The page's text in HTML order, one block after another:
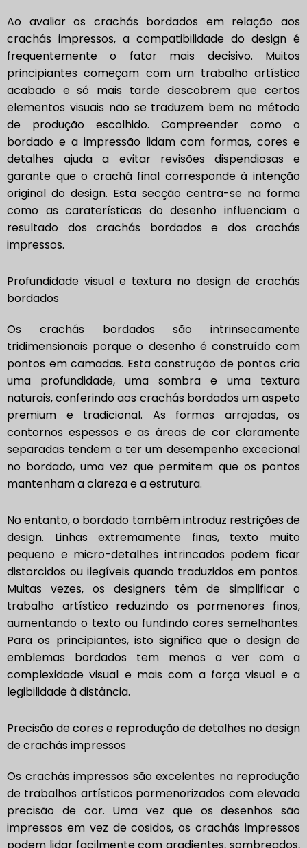
Ao avaliar os crachás bordados em relação aos
crachás impressos, a compatibilidade do design é
frequentemente o fator mais decisivo. Muitos
principiantes começam com um trabalho artístico
acabado e só mais tarde descobrem que certos
elementos visuais não se traduzem bem no método
de produção escolhido. Compreender como o
bordado e a impressão lidam com formas, cores e
detalhes ajuda a evitar revisões dispendiosas e
garante que o crachá final corresponde à intenção
original do design. Esta secção centra-se na forma
como as caraterísticas do desenho influenciam o
resultado dos crachás bordados e dos crachás
impressos.
Profundidade visual e textura no design de crachás
bordados
Os crachás bordados são intrinsecamente
tridimensionais porque o desenho é construído com
pontos em camadas. Esta construção de pontos cria
uma profundidade, uma sombra e uma textura
naturais, conferindo aos crachás bordados um aspeto
premium e tradicional. As formas arrojadas, os
contornos espessos e as áreas de cor claramente
separadas tendem a ter um desempenho excecional
no bordado, uma vez que permitem que os pontos
mantenham a clareza e a estrutura.
No entanto, o bordado também introduz restrições de
design. Linhas extremamente finas, texto muito
pequeno e micro-detalhes intrincados podem ficar
distorcidos ou ilegíveis quando traduzidos em pontos.
Muitas vezes, os designers têm de simplificar o
trabalho artístico reduzindo os pormenores finos,
aumentando o texto ou fundindo cores semelhantes.
Para os principiantes, isto significa que o design de
emblemas bordados tem menos a ver com a
complexidade visual e mais com a força visual e a
legibilidade à distância.
Precisão de cores e reprodução de detalhes no design
de crachás impressos
Os crachás impressos são excelentes na reprodução
de trabalhos artísticos pormenorizados com elevada
precisão de cor. Uma vez que os desenhos são
impressos em vez de cosidos, os crachás impressos